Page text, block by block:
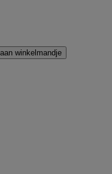
winkelmandje